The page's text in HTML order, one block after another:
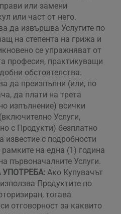
или замени
или част от него.
да извършва Услугите по
на степента на грижа и
се упражняват от
професия, практикуващи
обстоятелства.
да преизпълни (или, по
да плати на трета
изпълнение) всички
Услуги,
с Продукти) безплатно
известие с подробности
на една (1) година
първоначалните Услуги.
Ако Купувачът
Продуктите по
тогава
отговорност за каквито